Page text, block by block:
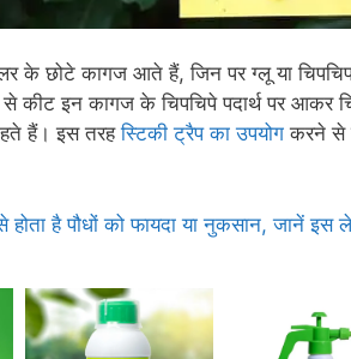
के छोटे कागज आते हैं, जिन पर ग्लू या
कीट इन कागज के चिपचिपे पदार्थ पर आकर
हैं। इस तरहस्टिकी ट्रैप का उपयोग करने से
होता है पौधों को फायदा या नुकसान, जानें इस